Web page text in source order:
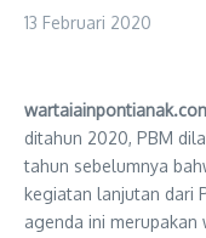
13 Februari 2020
ditahun 2020, PBM
tahun sebelumnya
kegiatan lanjutan dari
agenda ini merupakan